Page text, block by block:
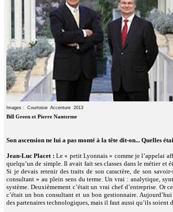
Images : Courtoisie Accenture 2013
Bill Green et Pierre Nanterme
Son ascension ne lui a pas monté à la tête dit-on... Quelles
Jean-Luc Placet : Le « petit Lyonnais » comme je l’appelai
quelqu’un de simple. Il avait fait ses classes dans le métier et
Si je devais retenir des traits de son caractère, de son
consultant » au plein sens du terme. Un vrai : analytique,
système. Deuxièmement c’était un vrai chef d’entreprise. Or
c’était un bon consultant et un bon gestionnaire.
des partenaires technologiques, mais il faut aussi qu’ils soient